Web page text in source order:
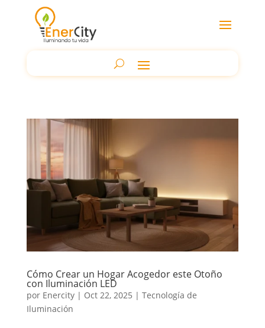
Cómo Crear un Hogar Acogedor este Otoño
con Iluminación LED
por Enercity| Oct 22, 2025 | Tecnología de
Iluminación